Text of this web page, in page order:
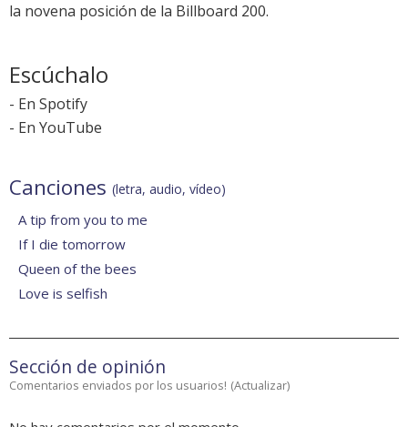
la novena posición de la Billboard 200.
Escúchalo
- En Spotify
- En YouTube
Canciones (letra, audio, vídeo)
A tip from you to me
If I die tomorrow
Queen of the bees
Love is selfish
Sección de opinión
Comentarios enviados por los usuarios! (Actualizar)